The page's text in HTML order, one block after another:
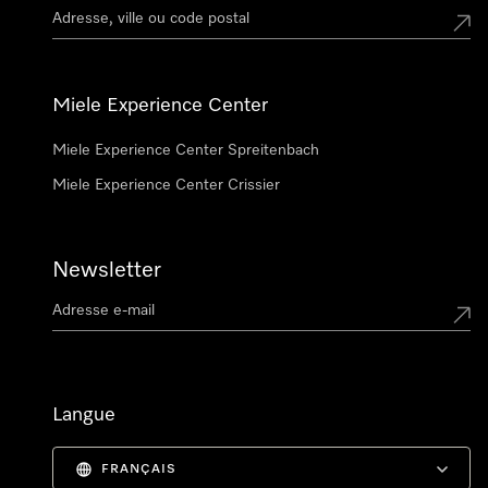
Miele Experience Center
Miele Experience Center Spreitenbach
Miele Experience Center Crissier
Newsletter
Langue
FRANÇAIS